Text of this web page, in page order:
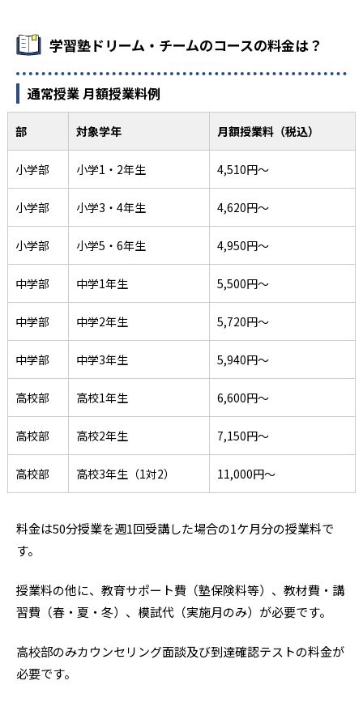
立命館宇治高校
光泉カトリック高校
龍谷大学付属平安高校 大谷高校
近江高校 平安女学院高校
京都精華高校 滋賀学園高校
京都両洋高校 京都西山高校
滋賀短期大学附属高校 綾羽高校
京都明徳高校 京都翔英高校
福岡大学附属大濠高校
西南学院高校 筑陽学園高校
筑紫女学園高校
九州産業大学附属九州産業高校
福岡雙葉高校
学習塾ドリーム・チームのコースの料金は？
通常授業 月額授業料例
部 対象学年 月額授業料（税込）
小学部 小学1・2年生 4,510円～
小学部 小学3・4年生 4,620円～
小学部 小学5・6年生 4,950円～
中学部 中学1年生 5,500円～
中学部 中学2年生 5,720円～
中学部 中学3年生 5,940円～
高校部 高校1年生 6,600円～
高校部 高校2年生 7,150円～
高校部 高校3年生（1対2） 11,000円～
料金は50分授業を週1回受講した場合の1ケ月分の授業料で
す。
授業料の他に、教育サポート費（塾保険料等）、教材費・講
習費（春・夏・冬）、模試代（実施月のみ）が必要です。
高校部のみカウンセリング面談及び到達確認テストの料金が
必要です。